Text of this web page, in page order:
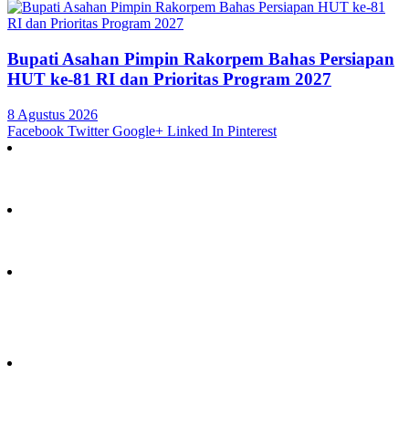
Bupati Asahan Pimpin Rakorpem Bahas Persiapan
HUT ke-81 RI dan Prioritas Program 2027
8 Agustus 2026
Facebook Twitter Google+ Linked In Pinterest